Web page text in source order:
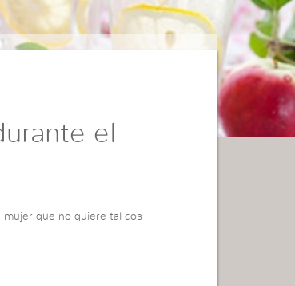
el
mujer que no quiere tal cos